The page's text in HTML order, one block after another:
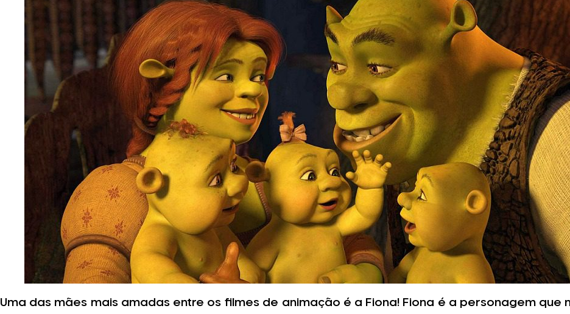
Uma das mães mais amadas entre os filmes de animação é a Fiona! Fiona é a personagem que